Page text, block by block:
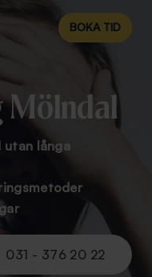
BOKA TID
Mölndal
utan långa
031 - 376 20 22